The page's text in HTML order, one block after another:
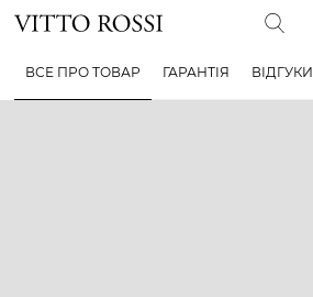
ВСЕ ПРО ТОВАР ГАРАНТІЯ ВІДГУКИ